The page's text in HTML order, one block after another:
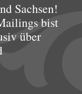
Sachsen!
bist
über